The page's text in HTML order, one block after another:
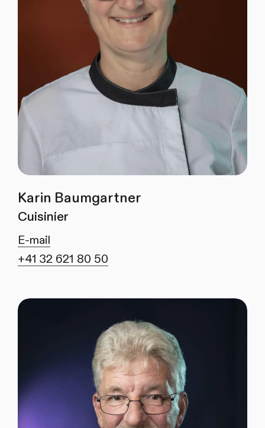
Karin Baumgartner
Cuisinier
E-mail
+41 32 621 80 50